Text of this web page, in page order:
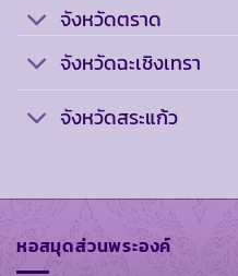
จังหวัดตราด
จังหวัดฉะเชิงเทรา
จังหวัดสระแก้ว
หอสมุดส่วนพระองค์